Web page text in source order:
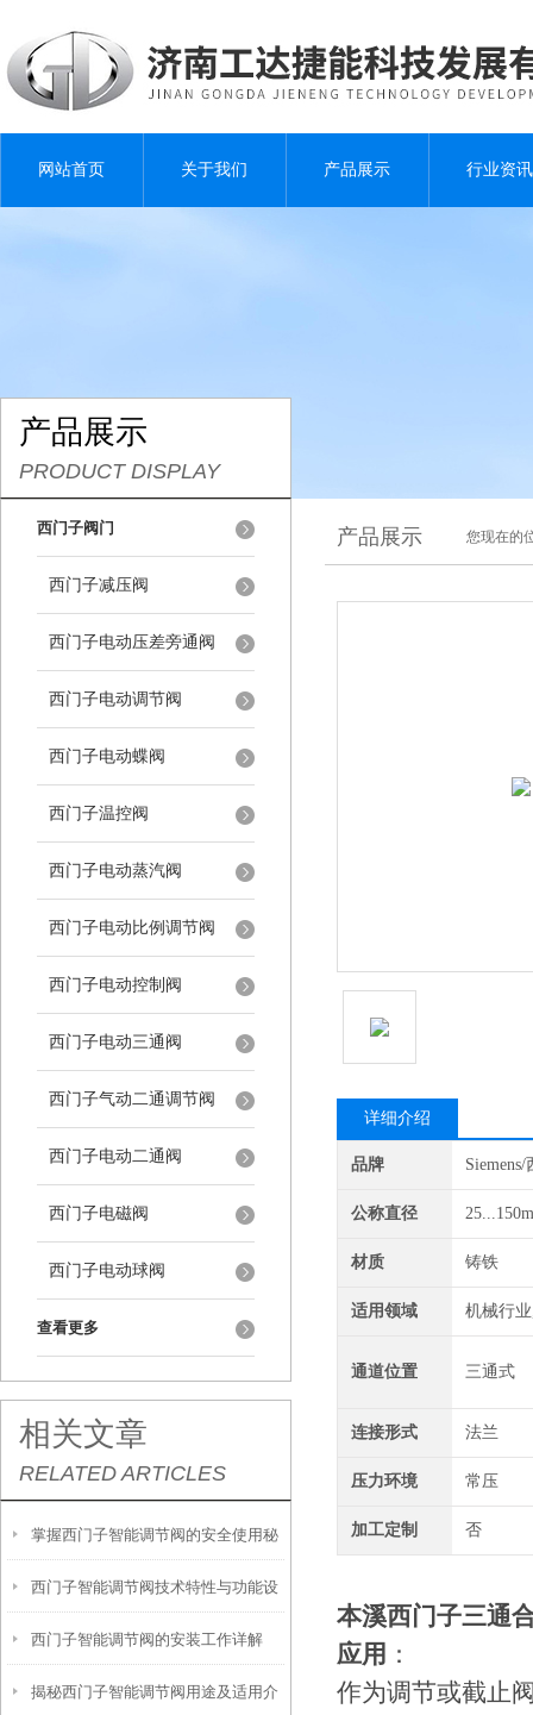
网站首页 关于我们 产品展示 行业资讯
产品展示
PRODUCT DISPLAY
西门子阀门
西门子减压阀
西门子电动压差旁通阀
西门子电动调节阀
西门子电动蝶阀
西门子温控阀
西门子电动蒸汽阀
西门子电动比例调节阀
西门子电动控制阀
西门子电动三通阀
西门子气动二通调节阀
西门子电动二通阀
西门子电磁阀
西门子电动球阀
查看更多
相关文章
RELATED ARTICLES
掌握西门子智能调节阀的安全使用秘
籍
西门子智能调节阀技术特性与功能设
计解读
西门子智能调节阀的安装工作详解
揭秘西门子智能调节阀用途及适用介
产品展示 您现在的
详细介绍
品牌
公称直径
材质 铸铁
适用领域 机械行
通道位置 三通式
连接形式 法兰
压力环境 常压
加工定制 否
本溪西门子三通
应用 ：
作为调节或截止